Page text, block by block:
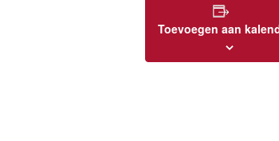
Toevoegen aan